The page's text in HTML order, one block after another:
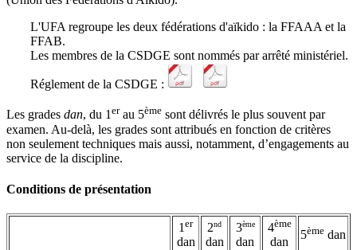
L'UFA regroupe les deux fédérations d'aïkido : la FFAAA et la
FFAB.
Les membres de la CSDGE sont nommés par arrêté ministériel.
Réglement de la CSDGE :
Les grades dan, du 1erau 5ème sont délivrés le plus souvent par
examen. Au-delà, les grades sont attribués en fonction de critères
non seulement techniques mais aussi, notamment, d’engagements au
service de la discipline.
Conditions de présentation
1 er
dan
2nd
dan
3ème
dan
4ème
dan
5ème dan